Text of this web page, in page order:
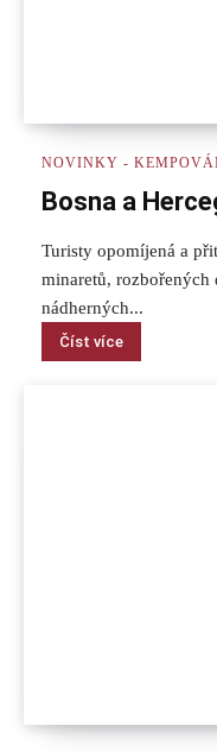
NOVINKY -
Bosna a
Turisty opomíjená a
minaretů,
nádherných...
Číst více